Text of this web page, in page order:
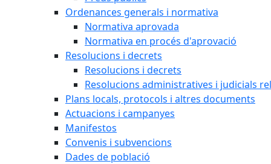
Ordenances generals i normativa
Normativa aprovada
Normativa en procés d'aprovació
Resolucions i decrets
Resolucions i decrets
Resolucions administratives i judicials
Plans locals, protocols i altres documents
Actuacions i campanyes
Manifestos
Convenis i subvencions
Dades de població